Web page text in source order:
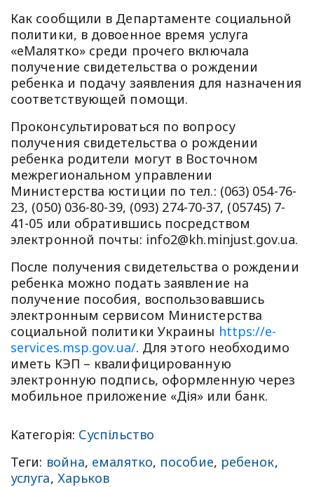
Как сообщили в Департаменте социальной
политики, в довоенное время услуга
«еМалятко» среди прочего включала
получение свидетельства о рождении
ребенка и подачу заявления для назначения
соответствующей помощи.
Проконсультироваться по вопросу
получения свидетельства о рождении
ребенка родители могут в Восточном
межрегиональном управлении
Министерства юстиции по тел.: (063) 054-76-
23, (050) 036-80-39, (093) 274-70-37, (05745) 7-
41-05 или обратившись посредством
электронной почты: info2@kh.minjust.gov.ua.
После получения свидетельства о рождении
ребенка можно подать заявление на
получение пособия, воспользовавшись
электронным сервисом Министерства
социальной политики Украины https://e-
services.msp.gov.ua/. Для этого необходимо
иметь КЭП – квалифицированную
электронную подпись, оформленную через
мобильное приложение «Дія» или банк.
Категорія: Суспільство
Теги: война, емалятко, пособие, ребенок,
услуга, Харьков